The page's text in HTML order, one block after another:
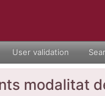
User validation
modalitat